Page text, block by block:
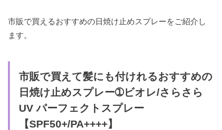
市販で買えるおすすめの日焼け止めスプレーをご紹介し
ます。
市販で買えて髪にも付けれるおすすめの
日焼け止めスプレー➀ビオレ/さらさら
UV パーフェクトスプレー
【SPF50+/PA++++】